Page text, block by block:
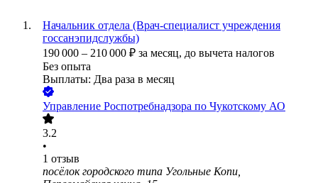
Начальник отдела (Врач-специалист учреждения
госсанэпидслужбы)
190 000 – 210 000 ₽ за месяц, до вычета налогов
Без опыта
Выплаты: Два раза в месяц
Управление Роспотребнадзора по Чукотскому АО
3.2
•
1 отзыв
посёлок городского типа Угольные Копи,